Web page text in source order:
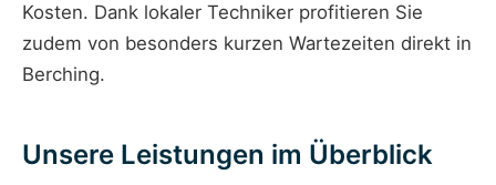
Kosten. Dank lokaler Techniker profitieren Sie
zudem von besonders kurzen Wartezeiten direkt in
Berching.
Unsere Leistungen im Überblick